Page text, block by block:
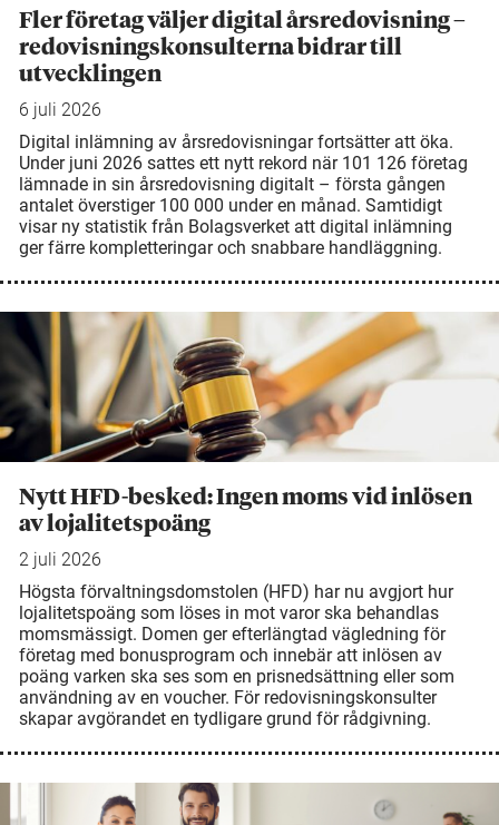
Fler företag väljer digital årsredovisning –
redovisningskonsulterna bidrar till
utvecklingen
6 juli 2026
Digital inlämning av årsredovisningar fortsätter att öka.
Under juni 2026 sattes ett nytt rekord när 101 126 företag
lämnade in sin årsredovisning digitalt – första gången
antalet överstiger 100 000 under en månad. Samtidigt
visar ny statistik från Bolagsverket att digital inlämning
ger färre kompletteringar och snabbare handläggning.
Nytt HFD-besked: Ingen moms vid inlösen
av lojalitetspoäng
2 juli 2026
Högsta förvaltningsdomstolen (HFD) har nu avgjort hur
lojalitetspoäng som löses in mot varor ska behandlas
momsmässigt. Domen ger efterlängtad vägledning för
företag med bonusprogram och innebär att inlösen av
poäng varken ska ses som en prisnedsättning eller som
användning av en voucher. För redovisningskonsulter
skapar avgörandet en tydligare grund för rådgivning.